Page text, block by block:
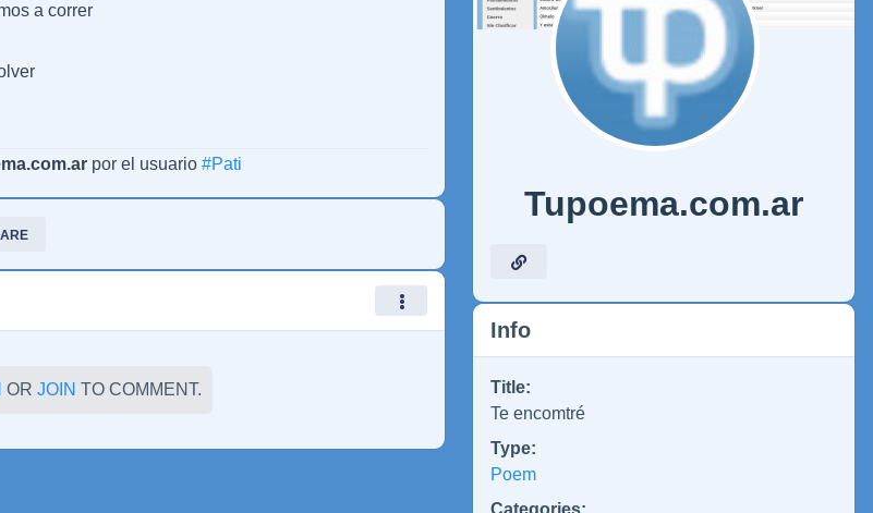
a correr
por el usuario #Pati
OR JOIN TO COMMENT.
Tupoema.com.ar
Info
Title:
Te encomtré
Type:
Poem